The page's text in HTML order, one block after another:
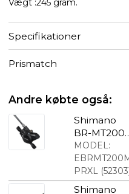
Vægt :245 gram.
Specifikationer
Prismatch
Andre købte også:
Shimano
BR-MT200
Bremsekali
ber For/
MODEL:
PRXL(52303
Shimano